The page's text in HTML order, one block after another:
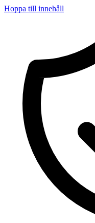
Hoppa till innehåll